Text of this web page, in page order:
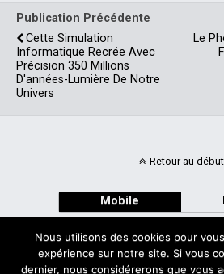
Publication Précédente
Cette Simulation
Informatique Recrée Avec
Précision 350 Millions
D'années-Lumière De Notre
Univers
Le
Retour au début
Mobile
Nous utilisons des cookies pour
expérience sur notre site. Si vous
dernier, nous considérerons que vous